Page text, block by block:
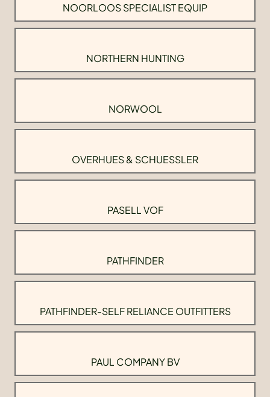
NOORLOOS SPECIALIST EQUIP
NORTHERN HUNTING
NORWOOL
OVERHUES & SCHUESSLER
PASELL VOF
PATHFINDER
PATHFINDER-SELF RELIANCE OUTFITTERS
PAUL COMPANY BV